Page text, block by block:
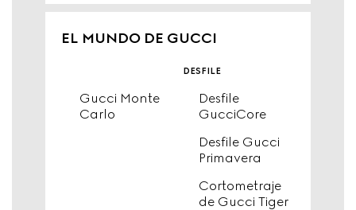
EL MUNDO DE GUCCI
Gucci Monte
Carlo
desfile
Desfile
GucciCore
Desfile Gucci
Primavera
Cortometraje
de Gucci Tiger